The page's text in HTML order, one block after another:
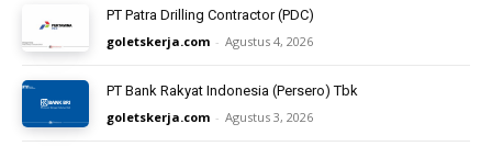
PT Patra Drilling Contractor (PDC)
goletskerja.com - Agustus 4, 2026
PT Bank Rakyat Indonesia (Persero) Tbk
goletskerja.com - Agustus 3, 2026